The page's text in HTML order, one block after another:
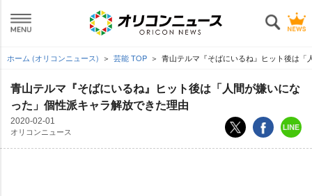
ホーム (オリコンニュース) 芸能 TOP 青山テルマ『そばにいるね』ヒット後は
青山テルマ『そばにいるね』ヒット後は「人間が嫌いにな
った」個性派キャラ解放できた理由
2020-02-01
オリコンニュース